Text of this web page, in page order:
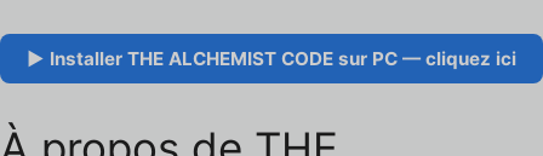
▶ Installer THE ALCHEMIST CODE sur PC — cliquez ici